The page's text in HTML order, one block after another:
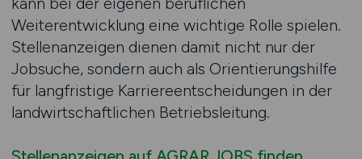
Weiterentwicklung eine wichtige Rolle spielen.
Stellenanzeigen dienen damit nicht nur der
Jobsuche, sondern auch als Orientierungshilfe
für langfristige Karriereentscheidungen in der
landwirtschaftlichen Betriebsleitung.